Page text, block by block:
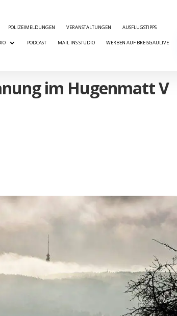
POLIZEIMELDUNGEN VERANSTALTUNGEN AUSFLUGSTIPPS
PODCAST MAIL INS STUDIO WERBEN AUF BREISGAULIVE
im Hugenmatt V